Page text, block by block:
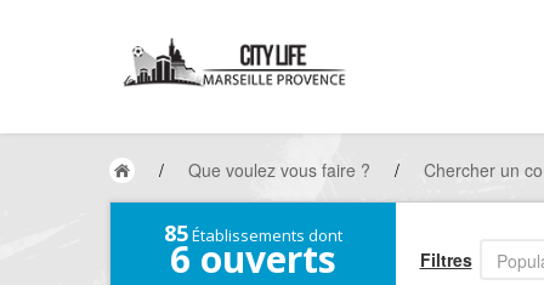
/ Que voulez vous faire ? / Chercher un
85Établissements dont
6 ouverts Filtres